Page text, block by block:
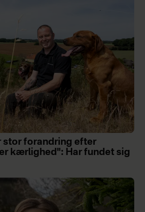
stor forandring efter
kærlighed": Har fundet sig